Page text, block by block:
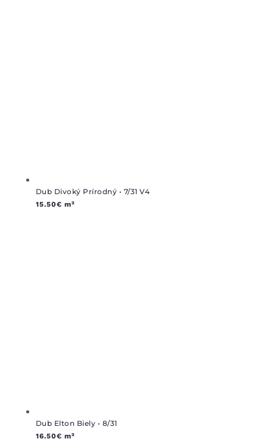
Dub Divoký Prírodný • 7/31 V4
15.50€ m²
Dub Elton Biely • 8/31
16.50€ m²